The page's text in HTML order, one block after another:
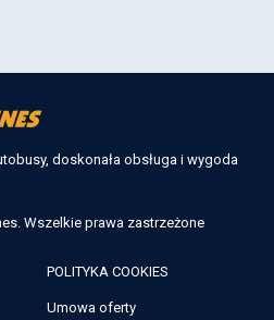
doskonała obsługa i wygoda
Wszelkie prawa zastrzeżone
POLITYKA COOKIES
Umowa oferty